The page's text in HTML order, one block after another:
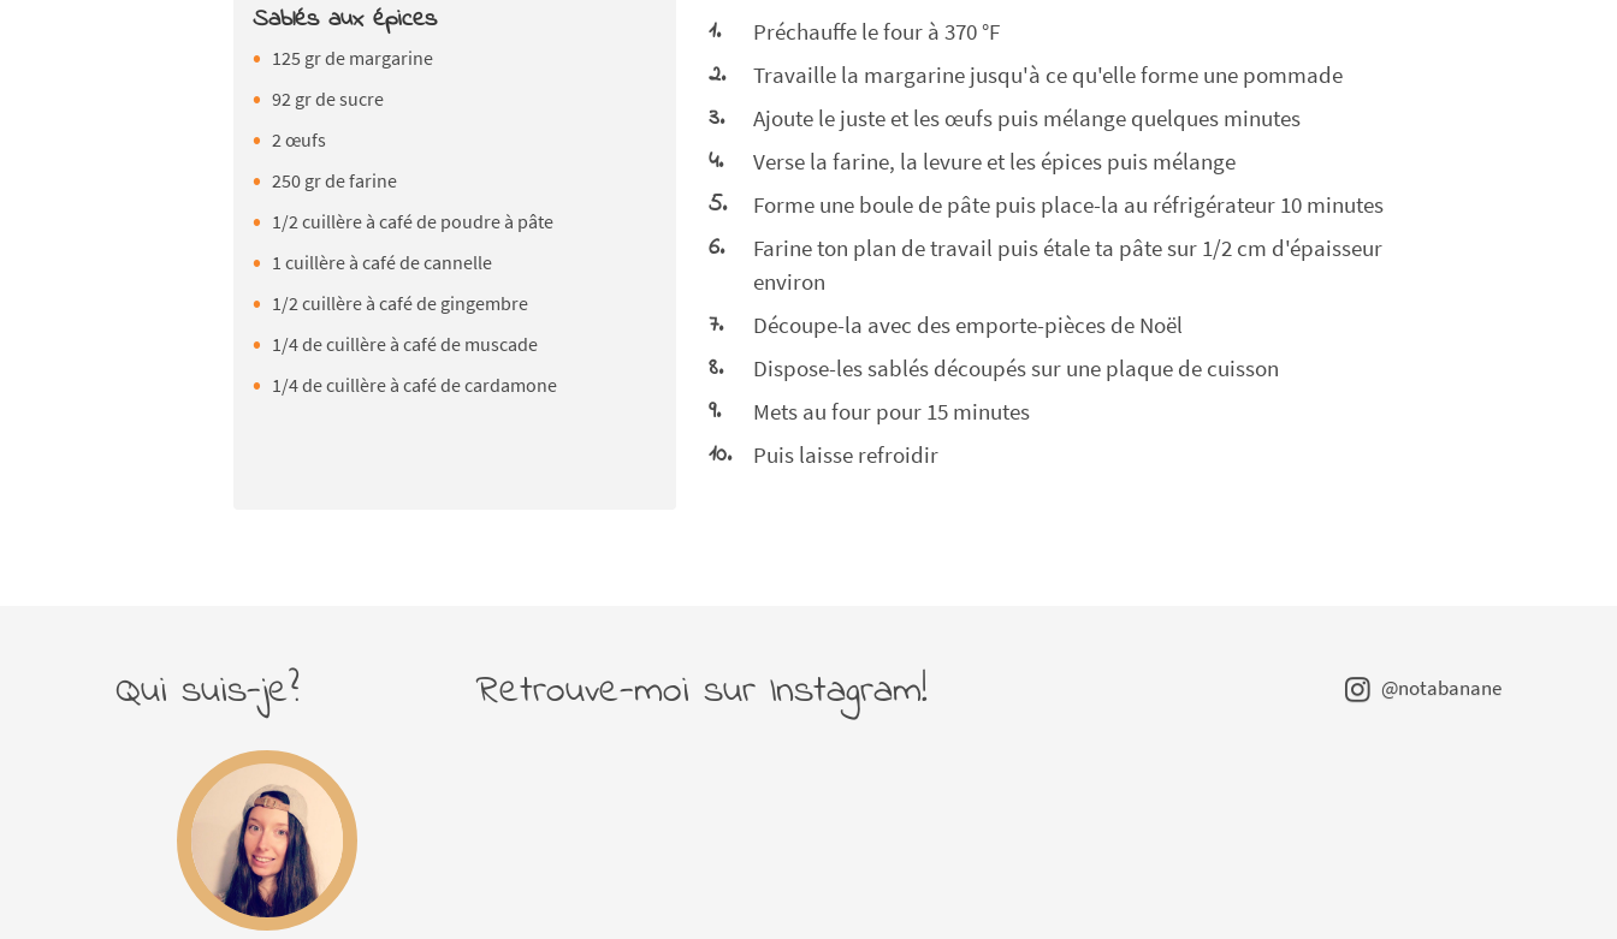
Sablés aux épices
125 gr de margarine
92 gr de sucre
2 œufs
250 gr de farine
1/2 cuillère à café de poudre à pâte
1 cuillère à café de cannelle
1/2 cuillère à café de gingembre
1/4 de cuillère à café de muscade
1/4 de cuillère à café de cardamone
Préchauffe le four à 370 °F
Travaille la margarine jusqu'à ce qu'elle forme une pommade
Ajoute le juste et les œufs puis mélange quelques minutes
Verse la farine, la levure et les épices puis mélange
Forme une boule de pâte puis place-la au réfrigérateur 10 minutes
Farine ton plan de travail puis étale ta pâte sur 1/2 cm d'épaisseur
environ
Découpe-la avec des emporte-pièces de Noël
Dispose-les sablés découpés sur une plaque de cuisson
Mets au four pour 15 minutes
Puis laisse refroidir
Qui suis-je? @notabanane
Retrouve-moi sur Instagram!